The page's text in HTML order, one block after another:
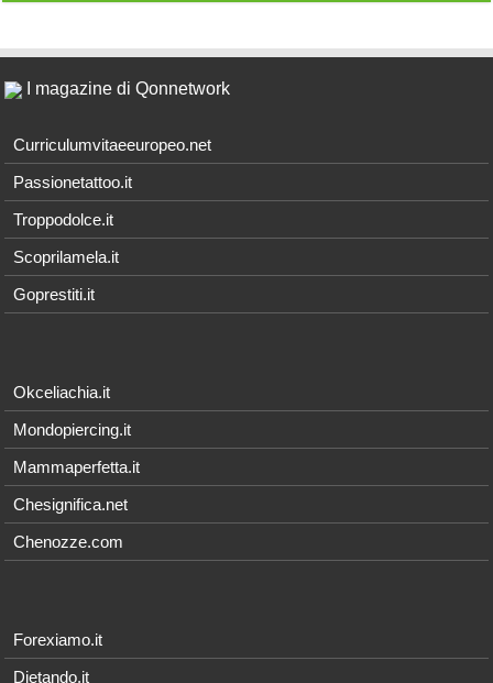
I magazine di Qonnetwork
Curriculumvitaeeuropeo.net
Passionetattoo.it
Troppodolce.it
Scoprilamela.it
Goprestiti.it
Okceliachia.it
Mondopiercing.it
Mammaperfetta.it
Chesignifica.net
Chenozze.com
Forexiamo.it
Dietando.it